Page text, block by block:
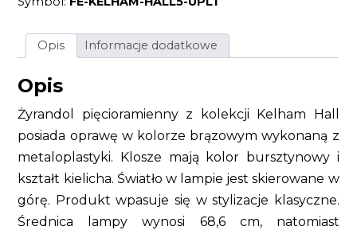
Opis Informacje dodatkowe
Opis
Żyrandol pięcioramienny z kolekcji Kelham Hall
posiada oprawę w kolorze brązowym wykonaną z
metaloplastyki. Klosze mają kolor bursztynowy i
kształt kielicha. Światło w lampie jest skierowane w
górę. Produkt wpasuje się w stylizacje klasyczne.
Średnica lampy wynosi 68,6 cm, natomiast